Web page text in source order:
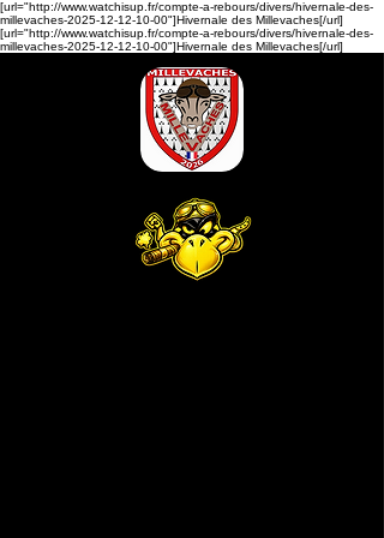
[url="http://www.watchisup.fr/compte-a-rebours/divers/hivernale-des-
millevaches-2025-12-12-10-00"]Hivernale des Millevaches[/url]
[url="http://www.watchisup.fr/compte-a-rebours/divers/hivernale-des-
millevaches-2025-12-12-10-00"]Hivernale des Millevaches[/url]